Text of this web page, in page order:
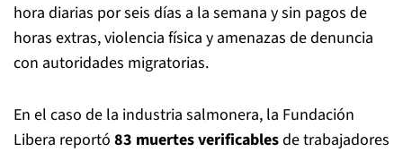
hora diarias por seis días a la semana y sin pagos de
horas extras, violencia física y amenazas de denuncia
con autoridades migratorias.
En el caso de la industria salmonera, la Fundación
Libera reportó 83 muertes verificablesde trabajadores